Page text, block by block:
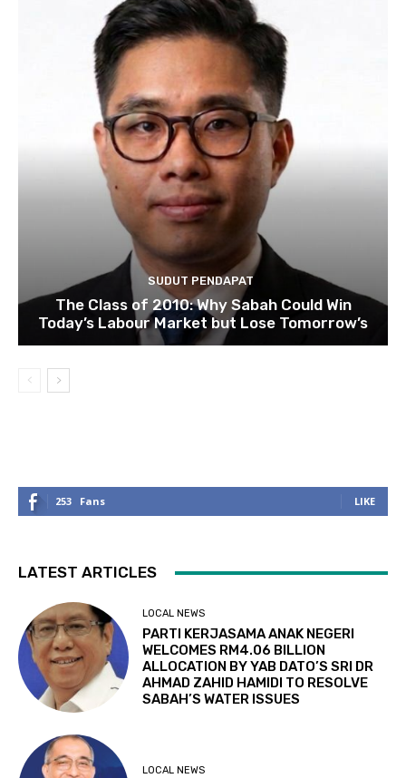
SUDUT PENDAPAT
The Class of 2010: Why Sabah Could Win
Today’s Labour Market but Lose Tomorrow’s
253 Fans LIKE
LATEST ARTICLES
LOCAL NEWS
PARTI KERJASAMA ANAK NEGERI
WELCOMES RM4.06 BILLION
ALLOCATION BY YAB DATO’S SRI DR
AHMAD ZAHID HAMIDI TO RESOLVE
SABAH’S WATER ISSUES
LOCAL NEWS